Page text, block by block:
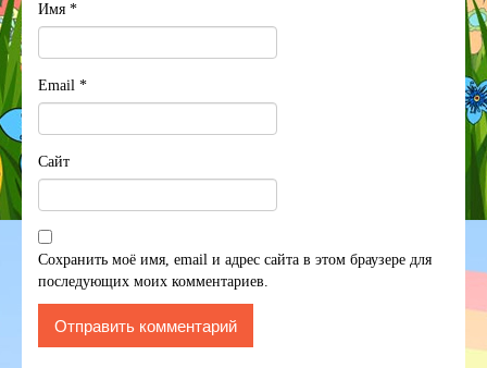
Имя *
Email *
Сайт
Сохранить моё имя, email и адрес сайта в этом браузере для
последующих моих комментариев.